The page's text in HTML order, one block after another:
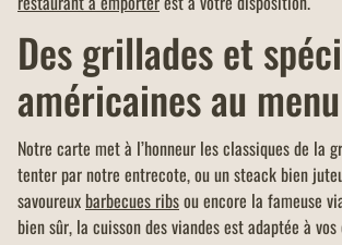
Des grillades et
américaines au menu
Notre carte met à l’honneur les classiques de la
tenter par notre entrecote, ou un steack bien
savoureux barbecues ribsou encore la fameuse
bien sûr, la cuisson des viandes est adaptée à vos